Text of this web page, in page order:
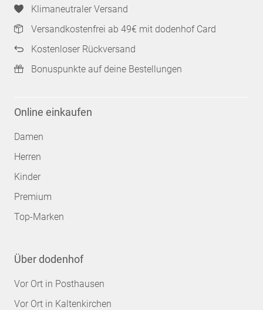
Klimaneutraler Versand
Versandkostenfrei ab 49€ mit dodenhof Card
Kostenloser Rückversand
Bonuspunkte auf deine Bestellungen
Online einkaufen
Damen
Herren
Kinder
Premium
Top-Marken
Über dodenhof
Vor Ort in Posthausen
Vor Ort in Kaltenkirchen